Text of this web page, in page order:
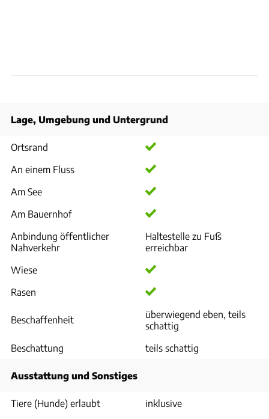
Lage, Umgebung und Untergrund
Ortsrand
An einem Fluss
Am See
Am Bauernhof
Anbindung öffentlicher
Nahverkehr
Haltestelle zu Fuß
erreichbar
Wiese
Rasen
Beschaffenheit
überwiegend eben, teils
schattig
Beschattung
teils schattig
Ausstattung und Sonstiges
Tiere (Hunde) erlaubt
inklusive